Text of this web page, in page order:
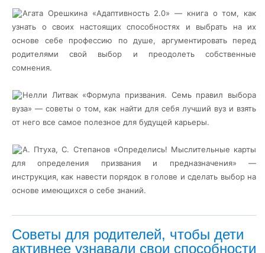
Агата Орешкина «Адаптивность 2.0» — книга о том, как
узнать о своих настоящих способностях и выбрать на их
основе себе профессию по душе, аргументировать перед
родителями свой выбор и преодолеть собственные
сомнения.
Нелли Литвак «Формула призвания. Семь правил выбора
вуза» — советы о том, как найти для себя лучший вуз и взять
от него все самое полезное для будущей карьеры.
А. Птуха, С. Степанов «Определись! Мыслительные карты
для определения призвания и предназначения» —
инструкция, как навести порядок в голове и сделать выбор на
основе имеющихся о себе знаний.
Советы для родителей, чтобы дети
активнее узнавали свои способности